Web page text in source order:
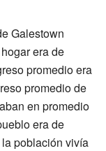
Galestown
era de
promedio era
promedio de
en promedio
era de
población vivía